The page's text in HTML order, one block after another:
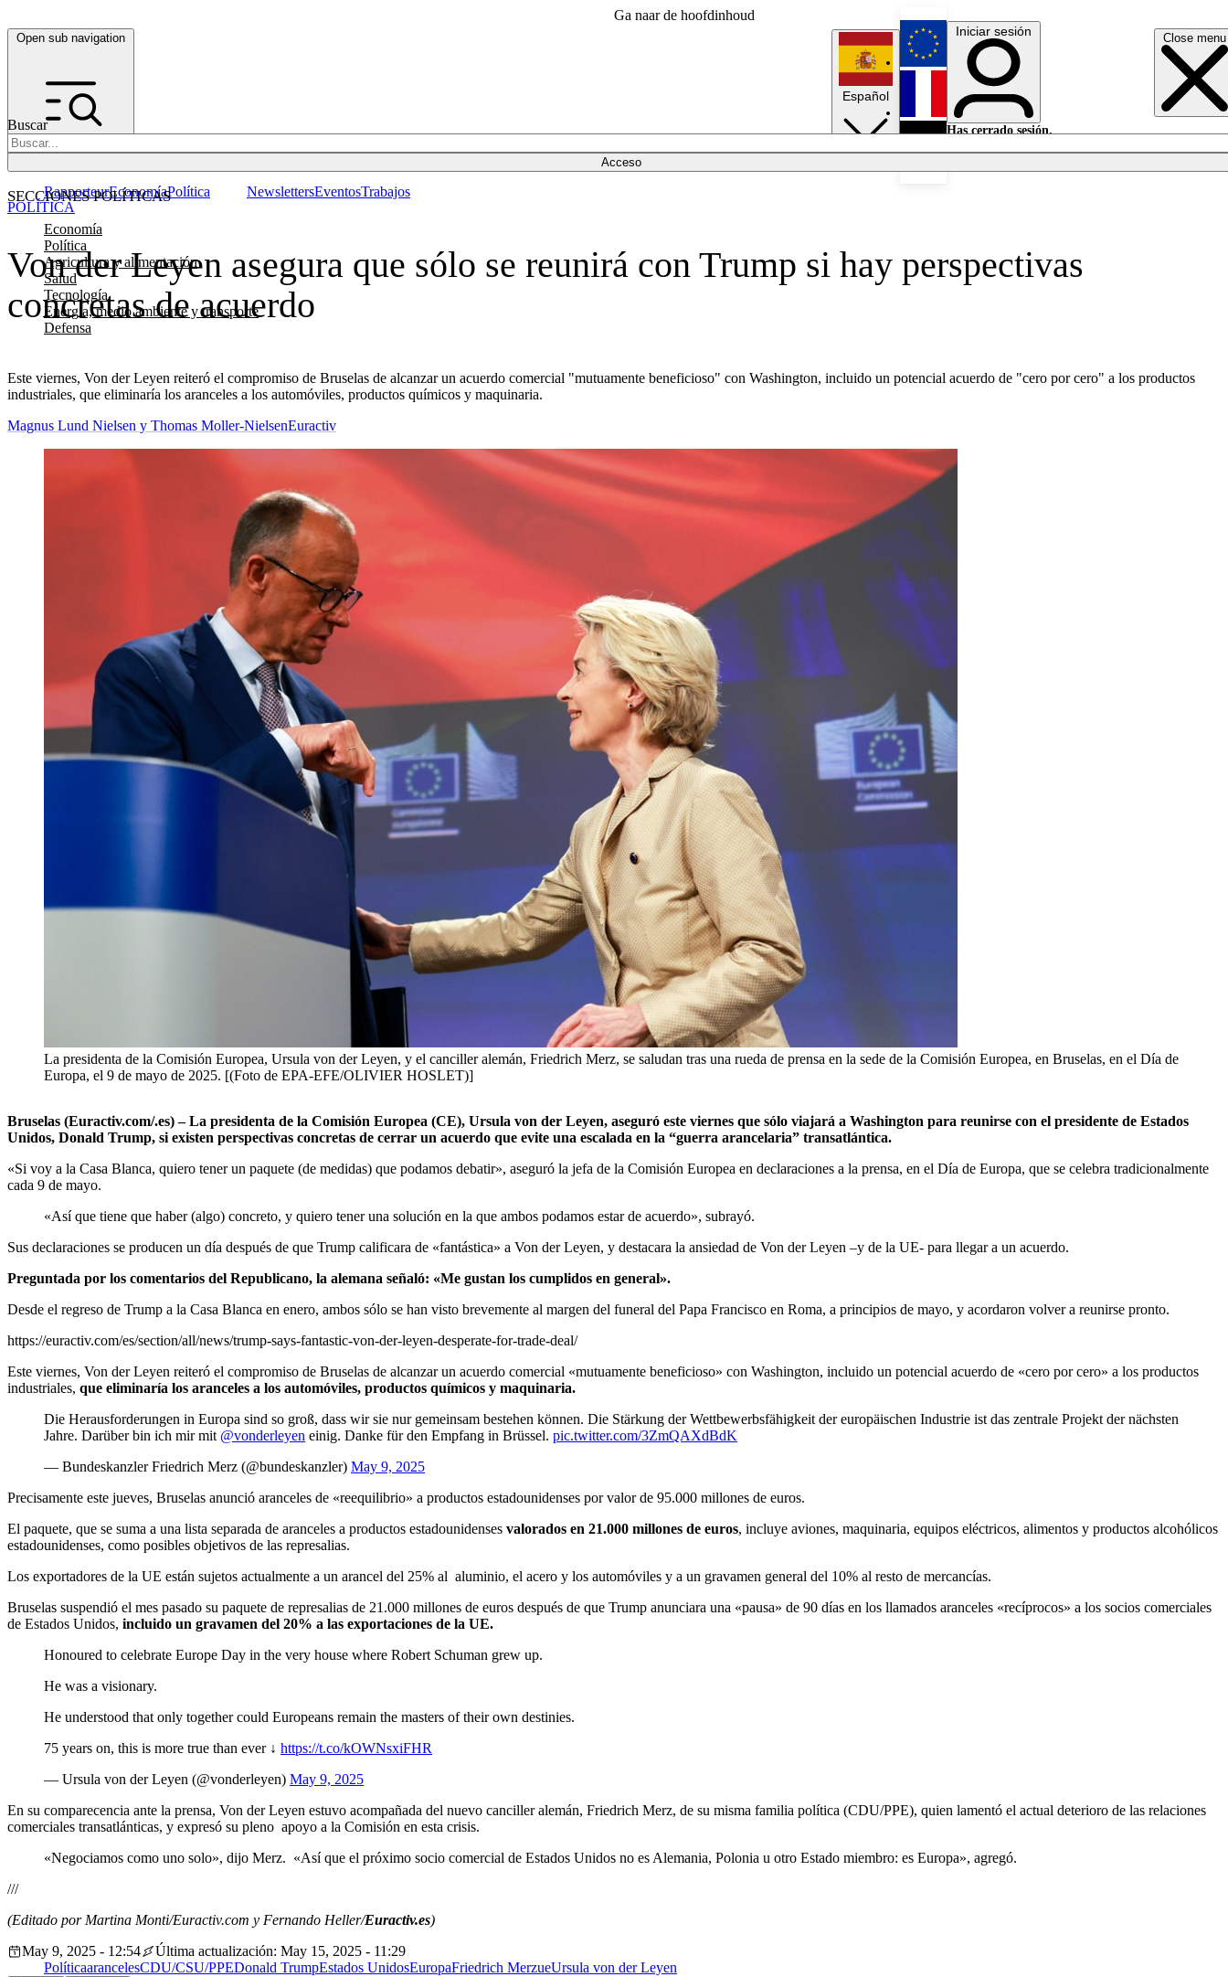
Ga naar de hoofdinhoud
Open sub navigation Close menu
Buscar
Acceso
SECCIONES POLÍTICAS
Economía
Política
Agricultura y alimentación
Salud
Tecnología
Energía, medio ambiente y transporte
Defensa
RapporteurEconomíaPolítica NewslettersEventosTrabajos
Español
English
Français
Iniciar sesión
Has cerrado sesión.
Von der Leyen asegura que sólo se reunirá con Trump si hay perspectivas
concretas de acuerdo
Este viernes, Von der Leyen reiteró el compromiso de Bruselas de alcanzar un acuerdo comercial "mutuamente beneficioso" con Washington, incluido un potencial acuerdo de "cero por cero" a los productos
industriales, que eliminaría los aranceles a los automóviles, productos químicos y maquinaria.
POLÍTICA
Magnus Lund Nielsen y Thomas Moller-NielsenEuractiv
La presidenta de la Comisión Europea, Ursula von der Leyen, y el canciller alemán, Friedrich Merz, se saludan tras una rueda de prensa en la sede de la Comisión Europea, en Bruselas, en el Día de
Europa, el 9 de mayo de 2025. [(Foto de EPA-EFE/OLIVIER HOSLET)]
Bruselas (Euractiv.com/.es) – La presidenta de la Comisión Europea (CE), Ursula von der Leyen, aseguró este viernes que sólo viajará a Washington para reunirse con el presidente de Estados
Unidos, Donald Trump, si existen perspectivas concretas de cerrar un acuerdo que evite una escalada en la “guerra arancelaria” transatlántica.
«Si voy a la Casa Blanca, quiero tener un paquete (de medidas) que podamos debatir», aseguró la jefa de la Comisión Europea en declaraciones a la prensa, en el Día de Europa, que se celebra tradicionalmente
cada 9 de mayo.
«Así que tiene que haber (algo) concreto, y quiero tener una solución en la que ambos podamos estar de acuerdo», subrayó.
Sus declaraciones se producen un día después de que Trump calificara de «fantástica» a Von der Leyen, y destacara la ansiedad de Von der Leyen –y de la UE- para llegar a un acuerdo.
Preguntada por los comentarios del Republicano, la alemana señaló: «Me gustan los cumplidos en general».
Desde el regreso de Trump a la Casa Blanca en enero, ambos sólo se han visto brevemente al margen del funeral del Papa Francisco en Roma, a principios de mayo, y acordaron volver a reunirse pronto.
https://euractiv.com/es/section/all/news/trump-says-fantastic-von-der-leyen-desperate-for-trade-deal/
Este viernes, Von der Leyen reiteró el compromiso de Bruselas de alcanzar un acuerdo comercial «mutuamente beneficioso» con Washington, incluido un potencial acuerdo de «cero por cero» a los productos
industriales, que eliminaría los aranceles a los automóviles, productos químicos y maquinaria.
Die Herausforderungen in Europa sind so groß, dass wir sie nur gemeinsam bestehen können. Die Stärkung der Wettbewerbsfähigkeit der europäischen Industrie ist das zentrale Projekt der nächsten
Jahre. Darüber bin ich mir mit @vonderleyen einig. Danke für den Empfang in Brüssel. pic.twitter.com/3ZmQAXdBdK
— Bundeskanzler Friedrich Merz (@bundeskanzler) May 9, 2025
Precisamente este jueves, Bruselas anunció aranceles de «reequilibrio» a productos estadounidenses por valor de 95.000 millones de euros.
El paquete, que se suma a una lista separada de aranceles a productos estadounidenses valorados en 21.000 millones de euros, incluye aviones, maquinaria, equipos eléctricos, alimentos y productos alcohólicos
estadounidenses, como posibles objetivos de las represalias.
Los exportadores de la UE están sujetos actualmente a un arancel del 25% al aluminio, el acero y los automóviles y a un gravamen general del 10% al resto de mercancías.
Bruselas suspendió el mes pasado su paquete de represalias de 21.000 millones de euros después de que Trump anunciara una «pausa» de 90 días en los llamados aranceles «recíprocos» a los socios comerciales
de Estados Unidos, incluido un gravamen del 20% a las exportaciones de la UE.
Honoured to celebrate Europe Day in the very house where Robert Schuman grew up.
He was a visionary.
He understood that only together could Europeans remain the masters of their own destinies.
75 years on, this is more true than ever ↓ https://t.co/kOWNsxiFHR
— Ursula von der Leyen (@vonderleyen) May 9, 2025
En su comparecencia ante la prensa, Von der Leyen estuvo acompañada del nuevo canciller alemán, Friedrich Merz, de su misma familia política (CDU/PPE), quien lamentó el actual deterioro de las relaciones
comerciales transatlánticas, y expresó su pleno apoyo a la Comisión en esta crisis.
«Negociamos como uno solo», dijo Merz. «Así que el próximo socio comercial de Estados Unidos no es Alemania, Polonia u otro Estado miembro: es Europa», agregó.
///
(Editado por Martina Monti/Euractiv.com y Fernando Heller/Euractiv.es)
May 9, 2025 - 12:54
Última actualización: May 15, 2025 - 11:29
PolíticaarancelesCDU/CSU/PPEDonald TrumpEstados UnidosEuropaFriedrich MerzueUrsula von der Leyen